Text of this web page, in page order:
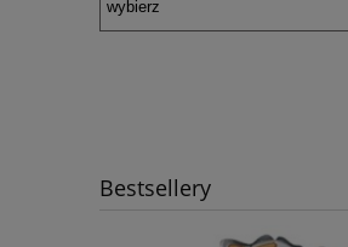
Bestsellery